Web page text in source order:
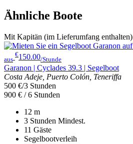
Ähnliche Boote
Mit Kapitän (im Lieferumfang enthalten)
aus
€150.00/Stunde
Garanon | Cyclades 39.3 | Segelboot
Costa Adeje, Puerto Colón, Teneriffa
500 €/3 Stunden
900 € / 6 Stunden
12 m
3 Stunden Mindest.
11 Gäste
Segelbootverleih